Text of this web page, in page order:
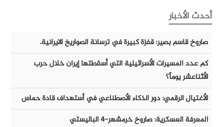
أحدث الأخبار
صاروخ قاسم بصير: قفزة كبيرة في ترسانة الصواريخ الايرانية.
كم عدد المسيرات الأسرائيلية التي أسقطتها إيران خلال حرب
الأثناعشر يوماً؟
الأغتيال الرقمي: دور الذكاء الأصطناعي في أستهداف قادة حماس
المعرفة العسكرية: صاروخ خرمشهر-٤ الباليستي